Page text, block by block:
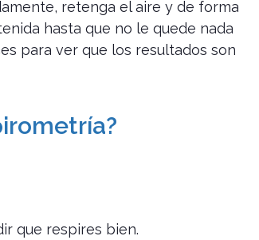
retenga el aire y de forma
hasta que no le quede nada
para ver que los resultados son
que respires bien.